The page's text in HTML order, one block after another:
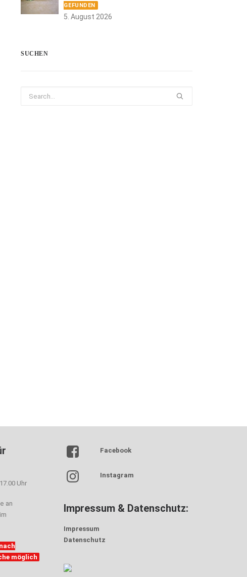
GEFUNDEN
5. August 2026
SUCHEN
Uhr
an
möglich
Facebook
Instagram
Impressum & Datenschutz:
Impressum
Datenschutz